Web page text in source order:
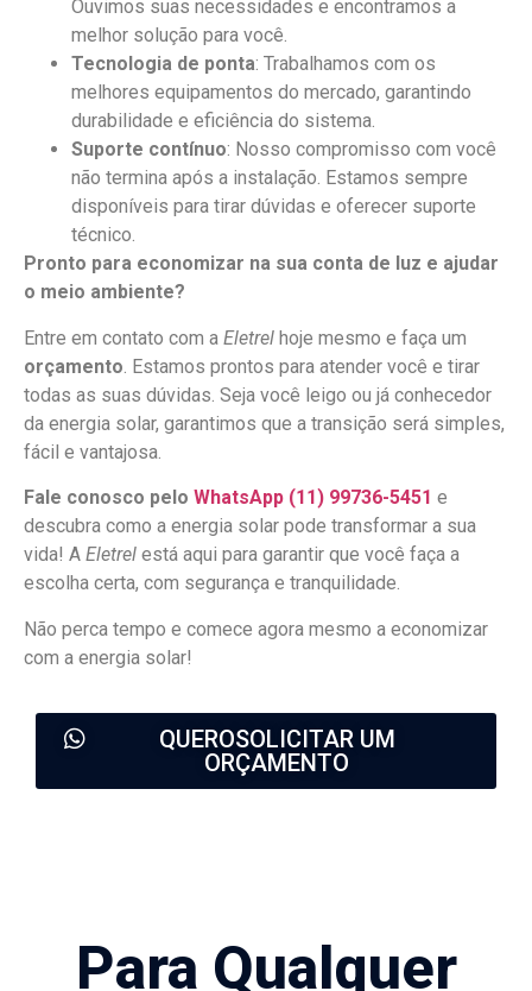
Ouvimos suas necessidades e encontramos a
melhor solução para você.
Tecnologia de ponta: Trabalhamos com os
melhores equipamentos do mercado, garantindo
durabilidade e eficiência do sistema.
Suporte contínuo: Nosso compromisso com você
não termina após a instalação. Estamos sempre
disponíveis para tirar dúvidas e oferecer suporte
técnico.
Pronto para economizar na sua conta de luz e ajudar
o meio ambiente?
Entre em contato com a Eletrel hoje mesmo e faça um
orçamento. Estamos prontos para atender você e tirar
todas as suas dúvidas. Seja você leigo ou já conhecedor
da energia solar, garantimos que a transição será simples,
fácil e vantajosa.
Fale conosco pelo WhatsApp (11) 99736-5451 e
descubra como a energia solar pode transformar a sua
vida! A Eletrel está aqui para garantir que você faça a
escolha certa, com segurança e tranquilidade.
Não perca tempo e comece agora mesmo a economizar
com a energia solar!
QUEROSOLICITAR UM
ORÇAMENTO
Para Qualquer